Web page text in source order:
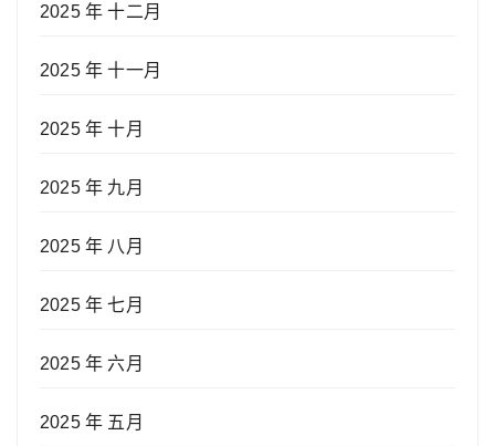
2025 年 十二月
2025 年 十一月
2025 年 十月
2025 年 九月
2025 年 八月
2025 年 七月
2025 年 六月
2025 年 五月